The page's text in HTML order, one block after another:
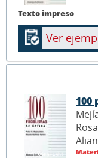
Texto impreso
Ver
100